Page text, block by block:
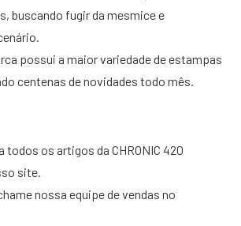
buscando fugir da mesmice e
possui a maior variedade de estampas
centenas de novidades todo mês.
todos os artigos da CHRONIC 420
site.
nossa equipe de vendas no